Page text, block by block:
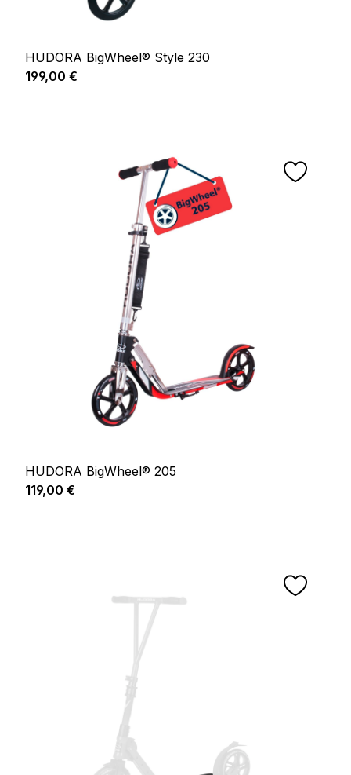
HUDORA BigWheel® Style 230
Prix régulier :
199,00 €
HUDORA BigWheel® 205
Prix régulier :
119,00 €